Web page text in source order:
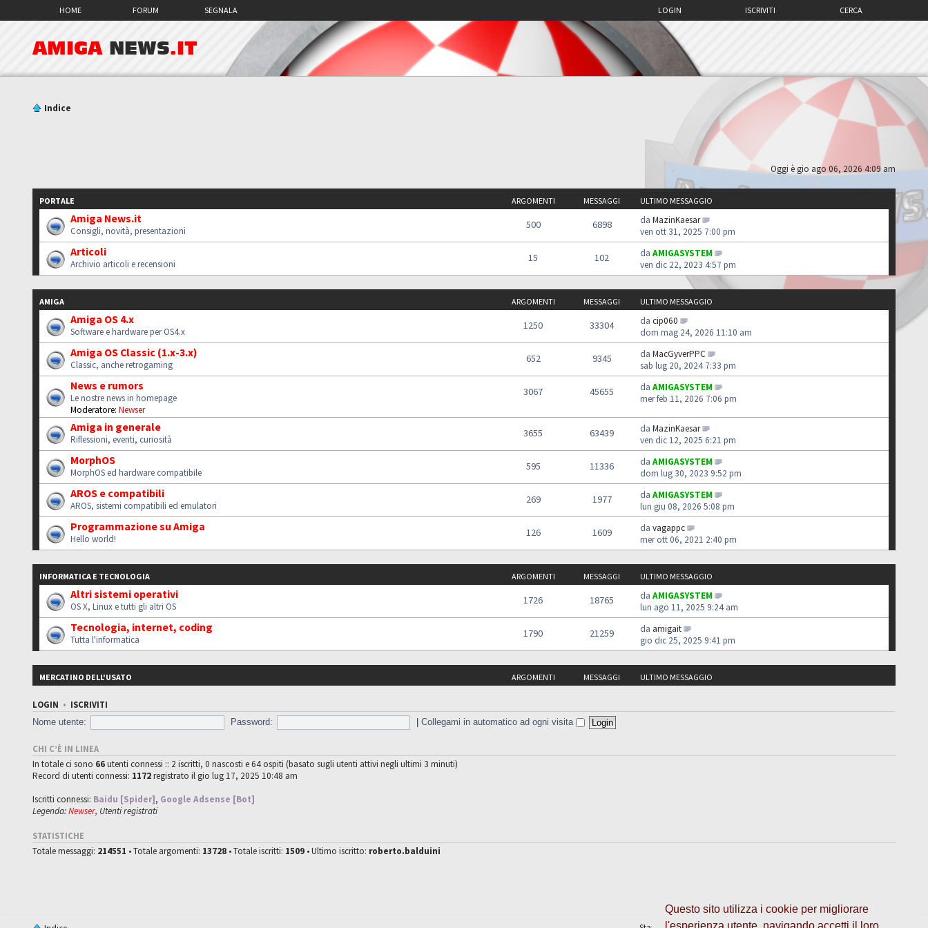
Questo sito utilizza i cookie per migliorare
l'esperienza utente, navigando accetti il loro
HOME FORUM SEGNALA CERCA
ISCRIVITI
LOGIN
AMIGA NEWS.IT
Indice
Oggi è gio ago 06, 2026 4:09 am
PORTALE ARGOMENTI MESSAGGI ULTIMO MESSAGGIO
Amiga News.it
Consigli, novità, presentazioni
500 6898 da MazinKaesar
ven ott 31, 2025 7:00 pm
Articoli
Archivio articoli e recensioni
15 102 da AMIGASYSTEM
ven dic 22, 2023 4:57 pm
AMIGA ARGOMENTI MESSAGGI ULTIMO MESSAGGIO
Amiga OS 4.x
Software e hardware per OS4.x
1250 33304 da cip060
dom mag 24, 2026 11:10 am
Amiga OS Classic (1.x-3.x)
Classic, anche retrogaming
652 9345 da MacGyverPPC
sab lug 20, 2024 7:33 pm
News e rumors
Le nostre news in homepage
Moderatore: Newser
3067 45655 da AMIGASYSTEM
mer feb 11, 2026 7:06 pm
Amiga in generale
Riflessioni, eventi, curiosità
3655 63439 da MazinKaesar
ven dic 12, 2025 6:21 pm
MorphOS
MorphOS ed hardware compatibile
595 11336 da AMIGASYSTEM
dom lug 30, 2023 9:52 pm
AROS e compatibili
AROS, sistemi compatibili ed emulatori
269 1977 da AMIGASYSTEM
lun giu 08, 2026 5:08 pm
Programmazione su Amiga
Hello world!
126 1609 da vagappc
mer ott 06, 2021 2:40 pm
INFORMATICA E TECNOLOGIA ARGOMENTI MESSAGGI ULTIMO MESSAGGIO
Altri sistemi operativi
OS X, Linux e tutti gli altri OS
1726 18765 da AMIGASYSTEM
lun ago 11, 2025 9:24 am
Tecnologia, internet, coding
Tutta l'informatica
1790 21259 da amigait
gio dic 25, 2025 9:41 pm
MERCATINO DELL'USATO ARGOMENTI MESSAGGI ULTIMO MESSAGGIO
LOGIN • ISCRIVITI
Nome utente:
Password: |Collegami in automatico ad ogni visita
CHI C’È IN LINEA
In totale ci sono 66utenti connessi :: 2 iscritti, 0 nascosti e 64 ospiti (basato sugli utenti attivi negli ultimi 3 minuti)
Record di utenti connessi: 1172registrato il gio lug 17, 2025 10:48 am
Iscritti connessi: Baidu [Spider], Google Adsense [Bot]
Legenda:Newser, Utenti registrati
STATISTICHE
Totale messaggi: 214551 • Totale argomenti: 13728 • Totale iscritti: 1509 • Ultimo iscritto: roberto.balduini